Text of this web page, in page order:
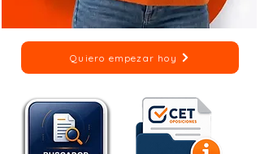
Quiero empezar hoy